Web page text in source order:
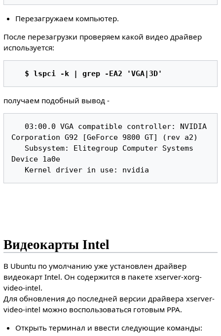
Перезагружаем компьютер.
После перезагрузки проверяем какой видео драйвер
используется:
$ lspci -k | grep -EA2 'VGA|3D'
получаем подобный вывод -
Corporation G92 [GeForce 9800 GT] (rev a2)
Device 1a0e
Видеокарты Intel
В Ubuntu по умолчанию уже установлен драйвер
видеокарт Intel. Он содержится в пакете xserver-xorg-
video-intel.
Для обновления до последней версии драйвера xserver-
video-intel можно воспользоваться готовым PPA.
Открыть терминал и ввести следующие команды: